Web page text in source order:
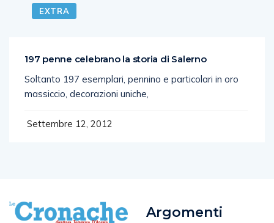
EXTRA
197 penne celebrano la storia di Salerno
Soltanto 197 esemplari, pennino e particolari in oro
massiccio, decorazioni uniche,
Settembre 12, 2012
Argomenti